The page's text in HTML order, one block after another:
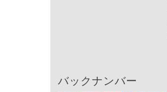
バックナンバー